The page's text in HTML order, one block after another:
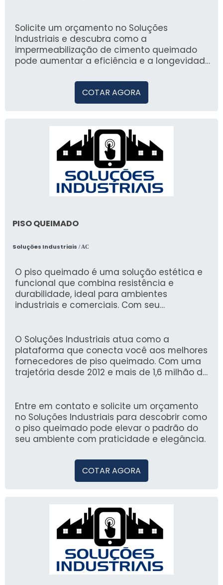
experiência segura e conveniente para
encontrar a solução adequada para suas
necessidades.
Solicite um orçamento no Soluções
Industriais e descubra como a
impermeabilização de cimento queimado
pode aumentar a eficiência e a longevidade
COTAR AGORA
PISO QUEIMADO
Soluções Industriais / AC
O piso queimado é uma solução estética e
funcional que combina resistência e
durabilidade, ideal para ambientes
industriais e comerciais. Com seu
às demandas de locais de alta circulação.
O Soluções Industriais atua como a
plataforma que conecta você aos melhores
fornecedores de piso queimado. Com uma
trajetória desde 2012 e mais de 1,6 milhão de
confiável e eficiente na busca por soluções
de qualidade.
Entre em contato e solicite um orçamento
no Soluções Industriais para descobrir como
o piso queimado pode elevar o padrão do
seu ambiente com praticidade e elegância.
COTAR AGORA